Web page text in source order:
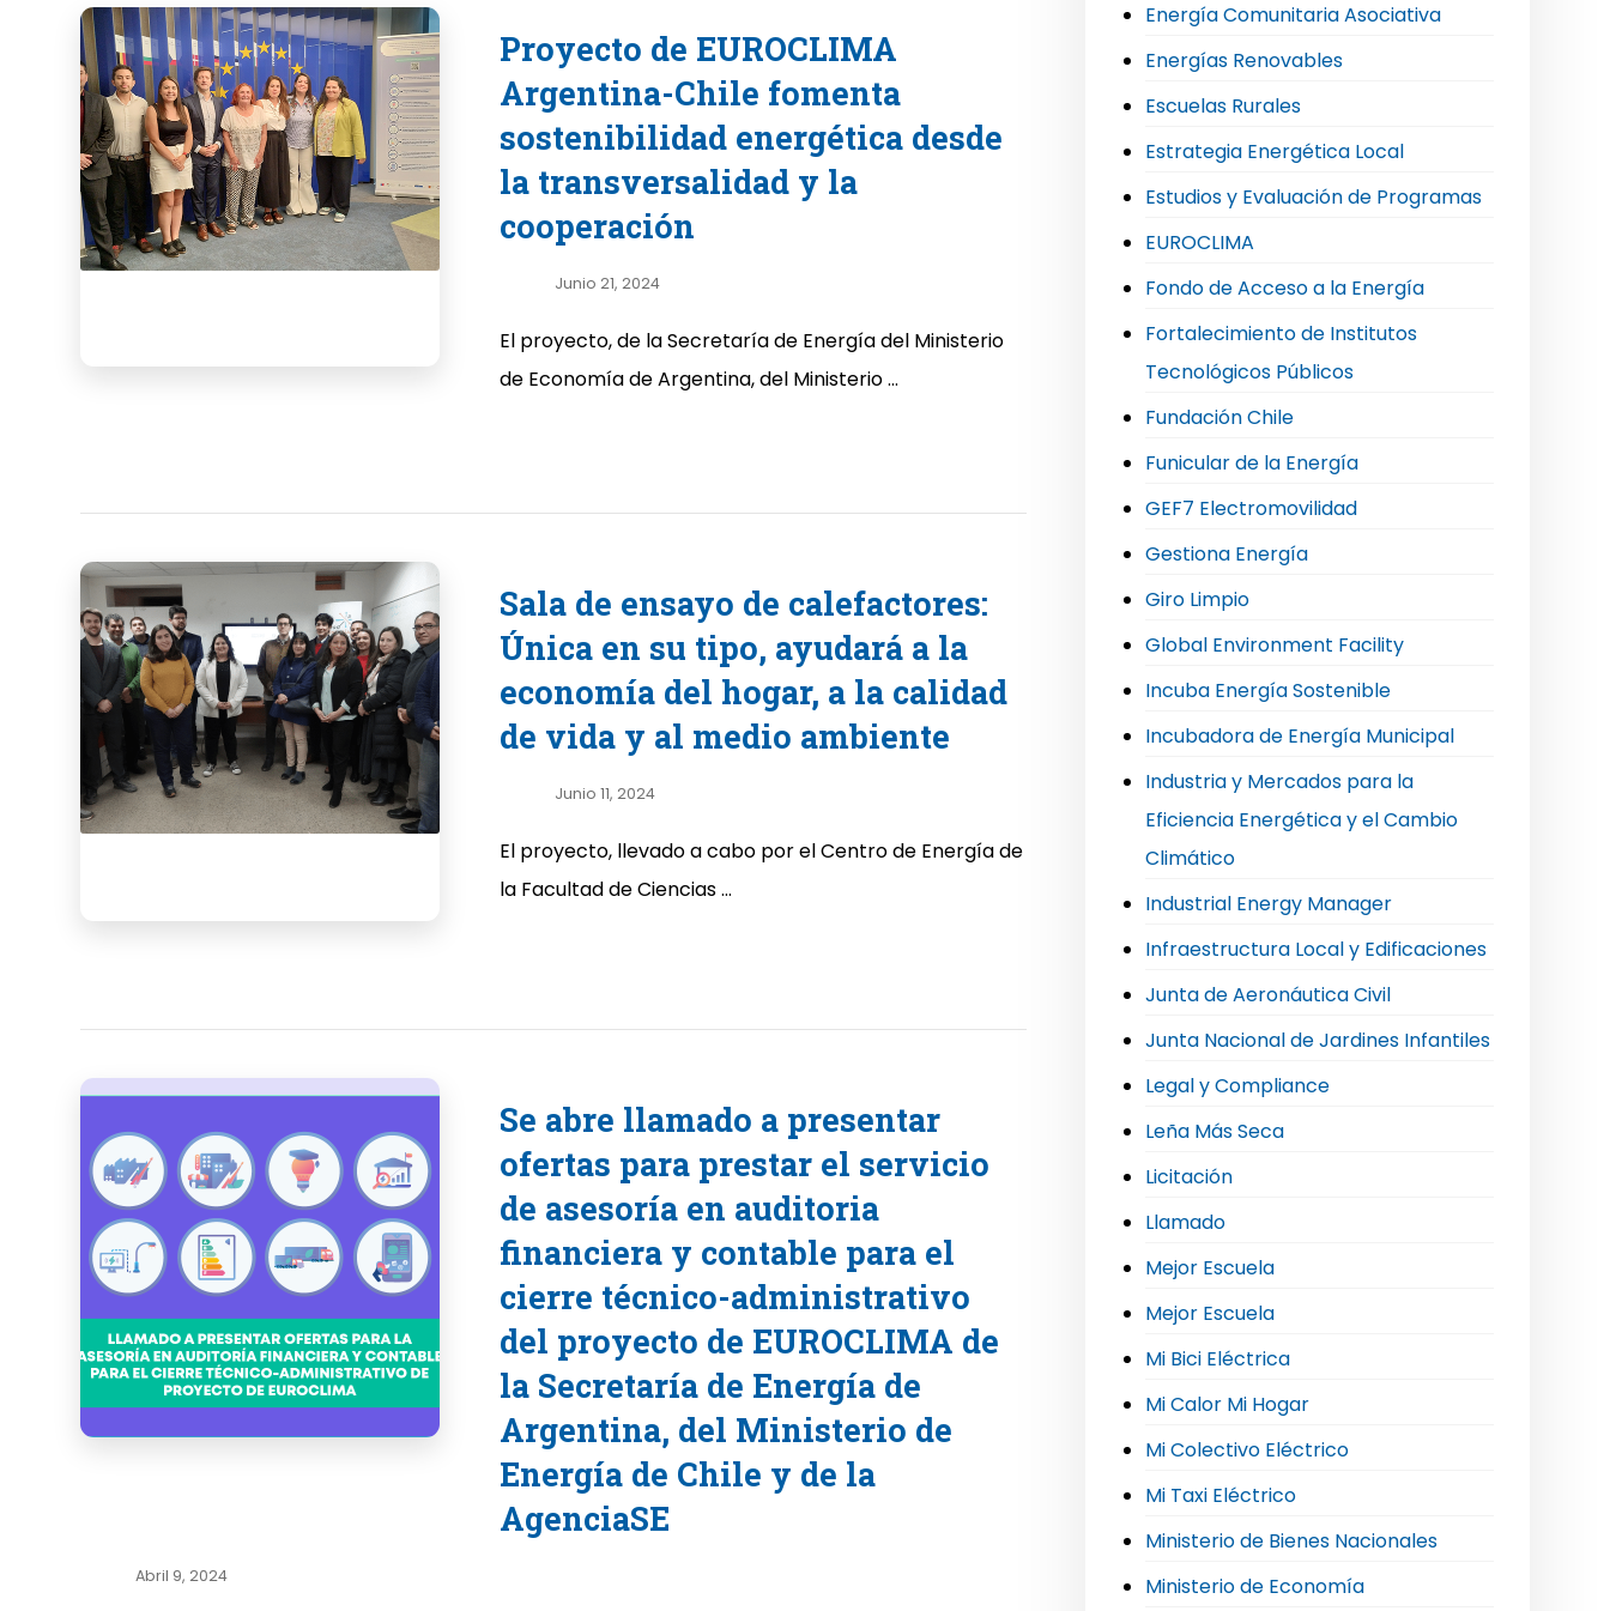
Proyecto de EUROCLIMA
Argentina-Chile fomenta
sostenibilidad energética desde
la transversalidad y la
cooperación
Junio 21, 2024
El proyecto, de la Secretaría de Energía del Ministerio
de Economía de Argentina, del Ministerio ...
Sala de ensayo de calefactores:
Única en su tipo, ayudará a la
economía del hogar, a la calidad
de vida y al medio ambiente
Junio 11, 2024
El proyecto, llevado a cabo por el Centro de Energía de
la Facultad de Ciencias ...
Se abre llamado a presentar
ofertas para prestar el servicio
de asesoría en auditoria
financiera y contable para el
cierre técnico-administrativo
del proyecto de EUROCLIMA de
la Secretaría de Energía de
Argentina, del Ministerio de
Energía de Chile y de la
AgenciaSE
Abril 9, 2024
Energía Comunitaria Asociativa
Energías Renovables
Escuelas Rurales
Estrategia Energética Local
Estudios y Evaluación de Programas
EUROCLIMA
Fondo de Acceso a la Energía
Fortalecimiento de Institutos
Tecnológicos Públicos
Fundación Chile
Funicular de la Energía
GEF7 Electromovilidad
Gestiona Energía
Giro Limpio
Global Environment Facility
Incuba Energía Sostenible
Incubadora de Energía Municipal
Industria y Mercados para la
Eficiencia Energética y el Cambio
Climático
Industrial Energy Manager
Infraestructura Local y Edificaciones
Junta de Aeronáutica Civil
Junta Nacional de Jardines Infantiles
Legal y Compliance
Leña Más Seca
Licitación
Llamado
Mejor Escuela
Mejor Escuela
Mi Bici Eléctrica
Mi Calor Mi Hogar
Mi Colectivo Eléctrico
Mi Taxi Eléctrico
Ministerio de Bienes Nacionales
Ministerio de Economía